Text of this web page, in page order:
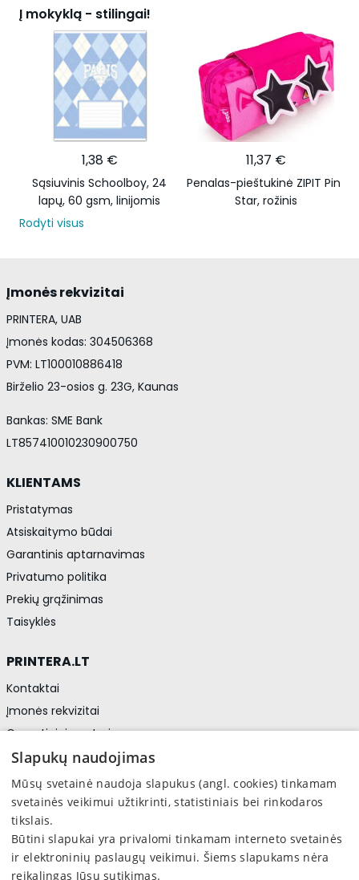
Į mokyklą - stilingai!
1,38 €
Sąsiuvinis Schoolboy, 24
lapų, 60 gsm, linijomis
11,37 €
Penalas-pieštukinė ZIPIT Pink
Star, rožinis
Rodyti visus
Įmonės rekvizitai
PRINTERA, UAB
Įmonės kodas: 304506368
PVM: LT100010886418
Birželio 23-osios g. 23G, Kaunas
Bankas: SME Bank
LT857410010230900750
KLIENTAMS
Pristatymas
Atsiskaitymo būdai
Garantinis aptarnavimas
Privatumo politika
Prekių grąžinimas
Taisyklės
PRINTERA.LT
Kontaktai
Įmonės rekvizitai
Garantiniai centrai
Privatumo politika
Asmens duomenų apsauga
Sekite mus
Facebook
Slapukų naudojimas
Mūsų svetainė naudoja slapukus (angl. cookies) tinkamam
svetainės veikimui užtikrinti, statistiniais bei rinkodaros
tikslais.
Būtini slapukai yra privalomi tinkamam interneto svetainės
ir elektroninių paslaugų veikimui. Šiems slapukams nėra
reikalingas Jūsų sutikimas.